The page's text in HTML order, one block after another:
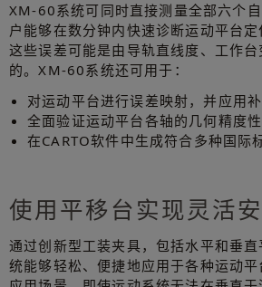
XM-60系统可同时直接测量全部六个
户能够在数分钟内快速诊断运动平台定
这些误差可能是由导轨直线度、工作
的。XM-60系统还可用于：
对运动平台进行误差映射，并应用补
全面验证运动平台各轴的几何精度
在CARTO软件中生成符合多种国际
使用平移台实现灵活
通过创新型工装夹具，包括水平和垂
统能够轻松、便捷地应用于各种运动